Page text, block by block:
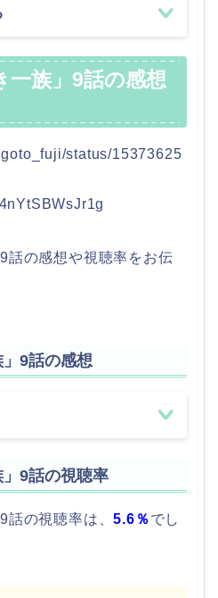
一族」9話の感想
status/15373625
話の感想や視聴率をお伝
」9話の感想
」9話の視聴率
話の視聴率は、5.6％ でし